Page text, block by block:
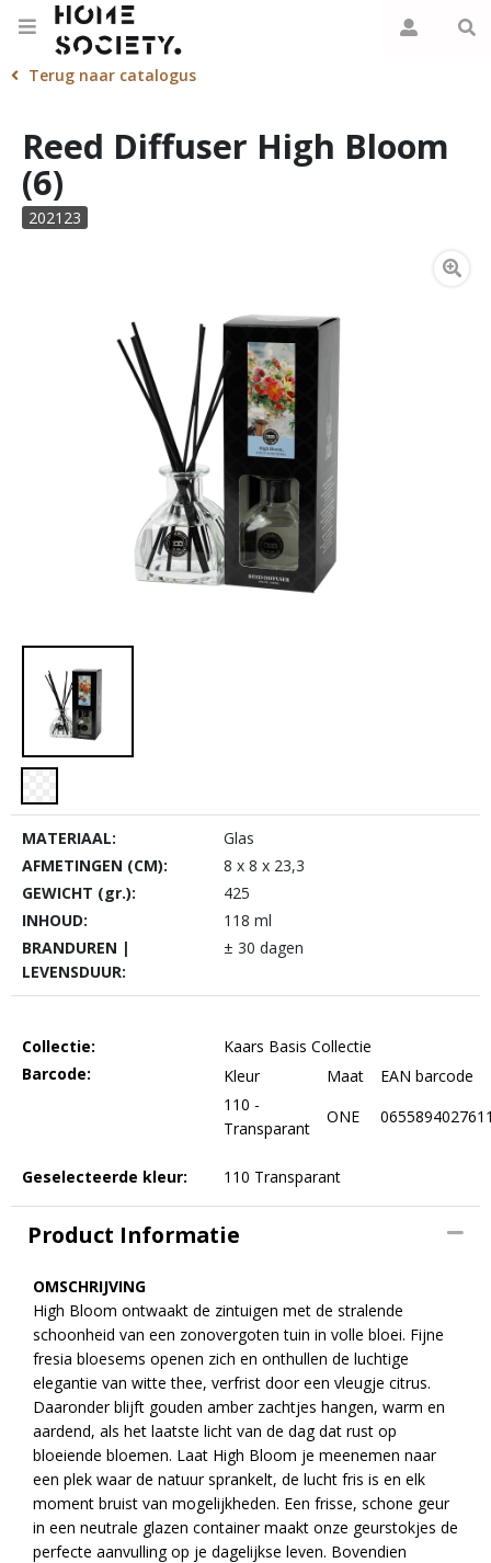
Terug naar catalogus
Reed Diffuser High Bloom
(6)
202123
MATERIAAL:
Glas
AFMETINGEN (CM):
8 x 8 x 23,3
GEWICHT (gr.):
425
INHOUD:
118 ml
BRANDUREN |
LEVENSDUUR:
± 30 dagen
Collectie:
Kaars Basis Collectie
Barcode:
Kleur Maat
EAN barcode
110 -
Transparant
ONE
Geselecteerde kleur: 110 Transparant
Product Informatie
OMSCHRIJVING
High Bloom ontwaakt de zintuigen met de stralende
schoonheid van een zonovergoten tuin in volle bloei. Fijne
fresia bloesems openen zich en onthullen de luchtige
elegantie van witte thee, verfrist door een vleugje citrus.
Daaronder blijft gouden amber zachtjes hangen, warm en
aardend, als het laatste licht van de dag dat rust op
bloeiende bloemen. Laat High Bloom je meenemen naar
een plek waar de natuur sprankelt, de lucht fris is en elk
moment bruist van mogelijkheden. Een frisse, schone geur
in een neutrale glazen container maakt onze geurstokjes de
perfecte aanvulling op je dagelijkse leven. Bovendien